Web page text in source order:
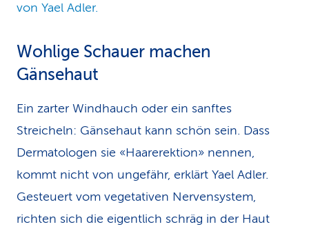
von Yael Adler.
Wohlige Schauer machen
Gänsehaut
Ein zarter Windhauch oder ein sanftes
Streicheln: Gänsehaut kann schön sein. Dass
Dermatologen sie «Haarerektion» nennen,
kommt nicht von ungefähr, erklärt Yael Adler.
Gesteuert vom vegetativen Nervensystem,
richten sich die eigentlich schräg in der Haut